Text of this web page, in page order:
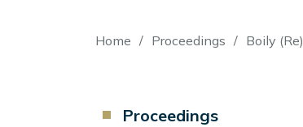
Breadcrumb
Home Proceedings Boily (Re)
Component
Proceedings